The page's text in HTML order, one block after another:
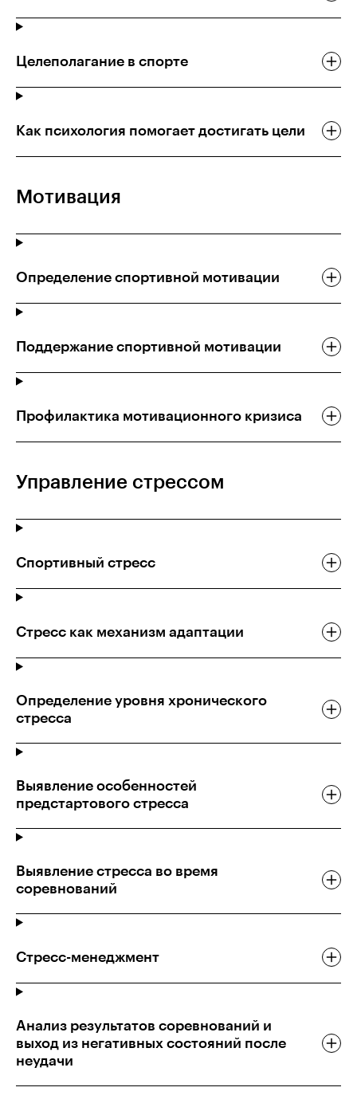
Целеполагание в спорте
Как психология помогает достигать цели
Мотивация
Определение спортивной мотивации
Поддержание спортивной мотивации
Профилактика мотивационного кризиса
Управление стрессом
Спортивный стресс
Стресс как механизм адаптации
Определение уровня хронического
стресса
Выявление особенностей
предстартового стресса
Выявление стресса во время
соревнований
Стресс-менеджмент
Анализ результатов соревнований и
выход из негативных состояний после
неудачи